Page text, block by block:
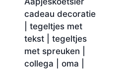
cadeau decoratie
| tegeltjes met
tekst | tegeltjes
met spreuken |
collega | oma |